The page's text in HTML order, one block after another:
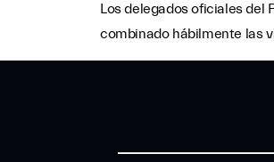
Los delegados oficiales del
combinado hábilmente las